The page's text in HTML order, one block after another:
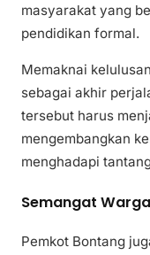
masyarakat yang
pendidikan formal.
Memaknai
sebagai akhir
tersebut harus
mengembangkan
menghadapi
Semangat
Pemkot Bontang